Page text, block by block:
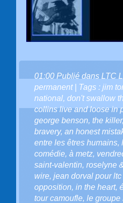
01:00 Publié dans LTC
permanent| Tags : jim
national, don't swallow
collins live and loose in
george benson, the killer
bravery, an honest
entre les êtres humains,
comédie, à metz,
saint-valentin, roselyne
wire, jean dorval pour
opposition, in the heart,
tour camoufle, le groupe